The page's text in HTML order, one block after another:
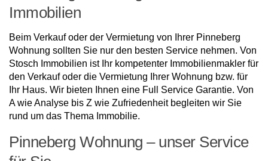
Immobilien
Beim Verkauf oder der Vermietung von Ihrer Pinneberg
Wohnung sollten Sie nur den besten Service nehmen. Von
Stosch Immobilien ist Ihr kompetenter Immobilienmakler für
den Verkauf oder die Vermietung Ihrer Wohnung bzw. für
Ihr Haus. Wir bieten Ihnen eine Full Service Garantie. Von
A wie Analyse bis Z wie Zufriedenheit begleiten wir Sie
rund um das Thema Immobilie.
Pinneberg Wohnung – unser Service